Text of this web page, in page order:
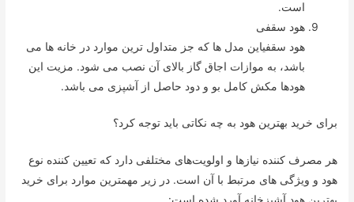
است.
هود سقفی
هود سقفیاین مدل ها که جز متداول ترین موارد در خانه ها می
باشد، به موازات اجاق گاز بالای آن نصب می شود. مزیت این
هودها مکش کامل بو و دود حاصل از آشپزی می باشد.
برای خرید بهترین هود به چه نکاتی باید توجه کرد؟
هر مصرف کننده نیازها و اولویت‌‌های مختلفی دارد که تعیین کننده نوع
هود و ویژگی های مرتبط با آن است. در زیر مهمترین موارد برای خرید
بهترین هود آشپزخانه آورد شده است: